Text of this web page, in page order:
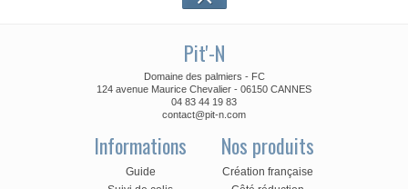
Pit'-N
Domaine des palmiers - FC
124 avenue Maurice Chevalier - 06150 CANNES
04 83 44 19 83
contact@pit-n.com
Informations
Guide
Nos produits
Création française